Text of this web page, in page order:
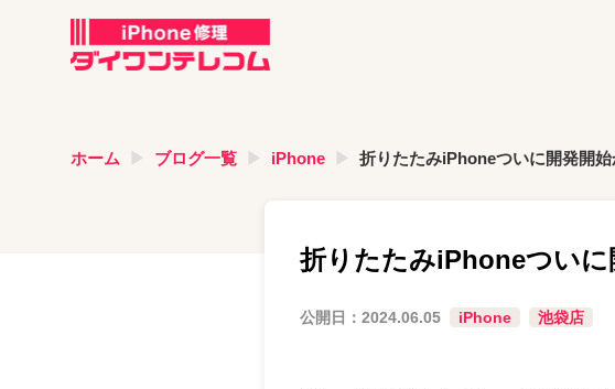
ホーム ブログ一覧 iPhone 折りたたみiPhoneついに開発開始
折りたたみiPhoneついに
公開日： 2024.06.05 iPhone 池袋店